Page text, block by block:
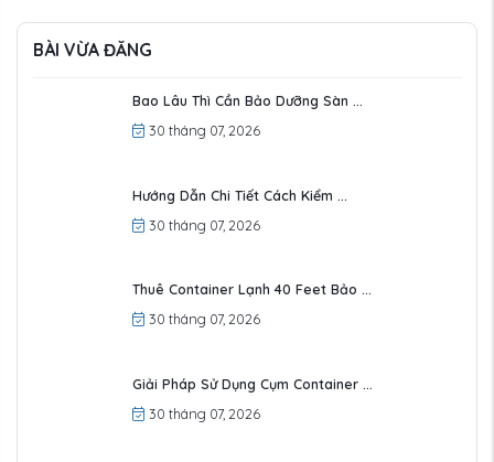
BÀI VỪA ĐĂNG
Bao Lâu Thì Cần Bảo Dưỡng Sàn ...
30 tháng 07, 2026
Hướng Dẫn Chi Tiết Cách Kiểm ...
30 tháng 07, 2026
Thuê Container Lạnh 40 Feet Bảo ...
30 tháng 07, 2026
Giải Pháp Sử Dụng Cụm Container ...
30 tháng 07, 2026